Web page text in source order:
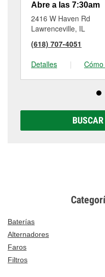
Abre a las 7:30am
2416 W Haven Rd
Lawrenceville, IL
(618) 707-4051
Detalles
|
Baterías
Alternadores
Faros
Filtros